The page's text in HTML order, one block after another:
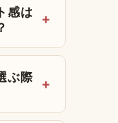
感は
ぶ際